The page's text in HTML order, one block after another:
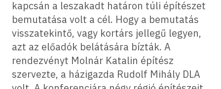
kapcsán a leszakadt határon túli építészet
bemutatása volt a cél. Hogy a bemutatás
visszatekintő, vagy kortárs jellegű legyen,
azt az előadók belátására bízták. A
rendezvényt Molnár Katalin építész
szervezte, a házigazda Rudolf Mihály DLA